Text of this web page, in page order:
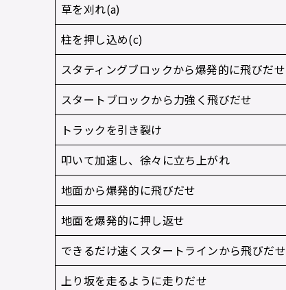
草を刈れ(a)
柱を押し込め(c)
スタティングブロックから爆発的に飛びだせ
スタートブロックから力強く飛びだせ
トラックを引き裂け
叩いて加速し、徐々に立ち上がれ
地面から爆発的に飛びだせ
地面を爆発的に押し返せ
できるだけ速くスタートラインから飛びだせ
上り坂を走るように走りだせ